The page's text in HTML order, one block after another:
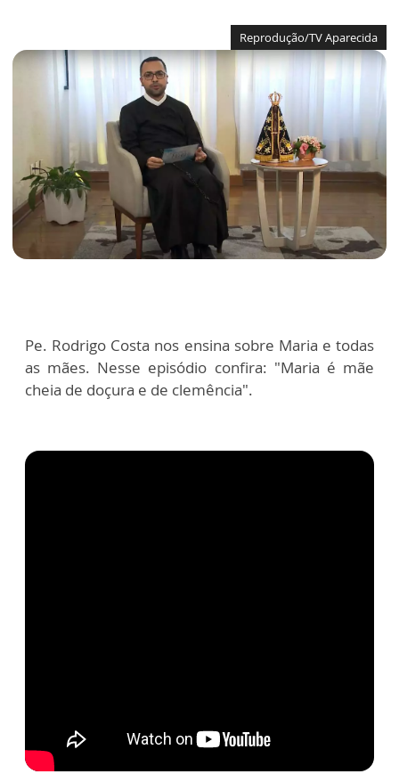
Reprodução/TV Aparecida
Pe. Rodrigo Costa nos ensina sobre Maria e todas
as mães. Nesse episódio confira: "Maria é mãe
cheia de doçura e de clemência".